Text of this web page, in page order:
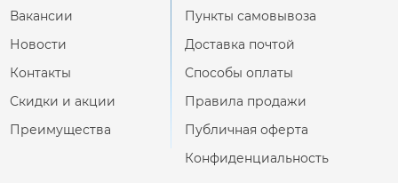
Вакансии
Новости
Контакты
Скидки и акции
Преимущества
Пункты самовывоза
Доставка почтой
Способы оплаты
Правила продажи
Публичная оферта
Конфиденциальность